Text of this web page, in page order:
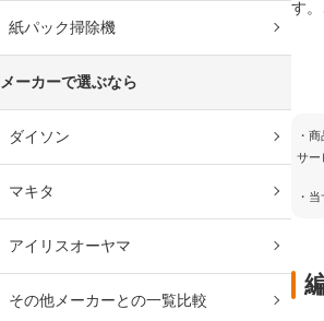
す
・
サー
・
紙パック掃除機
メーカーで選ぶなら
ダイソン
マキタ
アイリスオーヤマ
その他メーカーとの一覧比較